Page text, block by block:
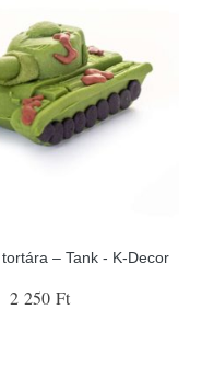
– Tank - K-Decor
2 250 Ft